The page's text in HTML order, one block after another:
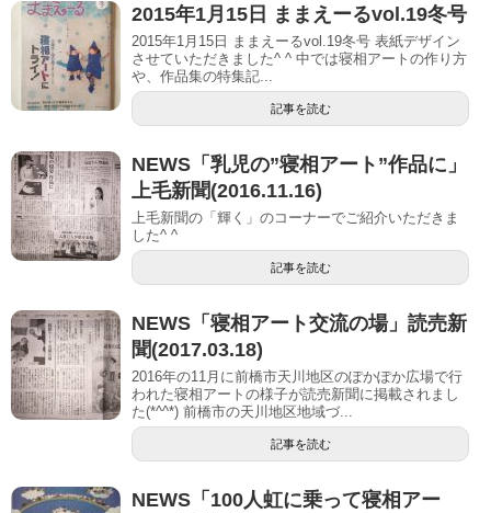
2015年1月15日 ままえーるvol.19冬号
2015年1月15日 ままえーるvol.19冬号 表紙デザイン
させていただきました^ ^ 中では寝相アートの作り方
や、作品集の特集記...
記事を読む
NEWS「乳児の”寝相アート”作品に」
上毛新聞(2016.11.16)
上毛新聞の「輝く」のコーナーでご紹介いただきま
した^ ^
記事を読む
NEWS「寝相アート交流の場」読売新
聞(2017.03.18)
2016年の11月に前橋市天川地区のぽかぽか広場で行
われた寝相アートの様子が読売新聞に掲載されまし
た(*^^*) 前橋市の天川地区地域づ...
記事を読む
NEWS「100人虹に乗って寝相アー